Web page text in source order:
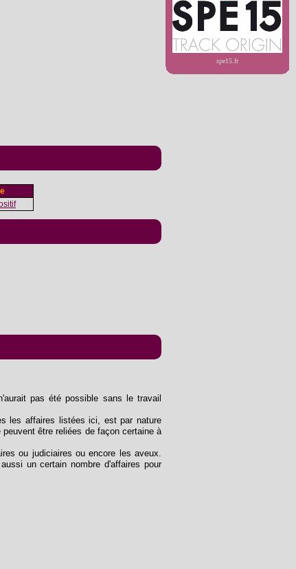
spe15.fr
pas été possible sans le travail
les affaires listées ici, est par nature
être reliées de façon certaine à
ou judiciaires ou encore les aveux.
un certain nombre d'affaires pour